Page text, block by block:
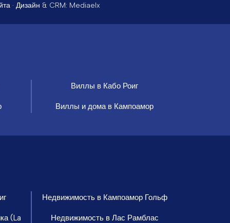
· Дизайн & CRM: Mediaelx
Виллы в Кабо Роиг
Виллы и дома в Кампоамор
Недвижимость в Кампоамор Гольф
(La
Недвижимость в Лас Рамблас